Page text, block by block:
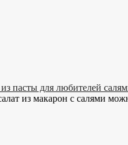
пасты для любителей
из макарон с салями